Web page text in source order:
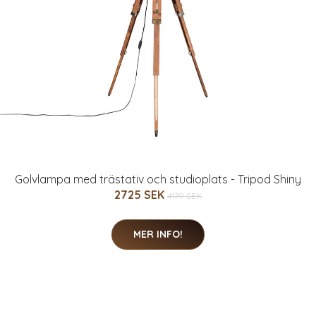
Golvlampa med trästativ och studioplats - Tripod Shiny
2725 SEK 4179 SEK
MER INFO!